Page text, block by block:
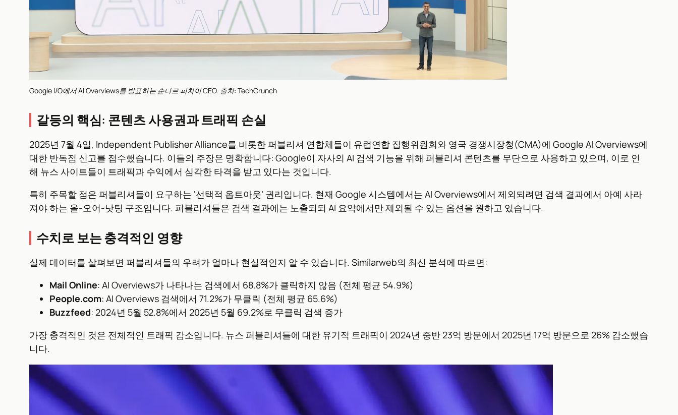
Google I/O에서 AI Overviews를 발표하는 순다르 피차이 CEO. 출처: TechCrunch
갈등의 핵심: 콘텐츠 사용권과 트래픽 손실
2025년 7월 4일, Independent Publisher Alliance를 비롯한 퍼블리셔 연합체들이 유럽연합 집행위원회와 영국 경쟁시장청(CMA)에 Google AI Overviews에
대한 반독점 신고를 접수했습니다. 이들의 주장은 명확합니다: Google이 자사의 AI 검색 기능을 위해 퍼블리셔 콘텐츠를 무단으로 사용하고 있으며, 이로 인
해 뉴스 사이트들이 트래픽과 수익에서 심각한 타격을 받고 있다는 것입니다.
특히 주목할 점은 퍼블리셔들이 요구하는 ‘선택적 옵트아웃’ 권리입니다. 현재 Google 시스템에서는 AI Overviews에서 제외되려면 검색 결과에서 아예 사라
져야 하는 올-오어-낫팅 구조입니다. 퍼블리셔들은 검색 결과에는 노출되되 AI 요약에서만 제외될 수 있는 옵션을 원하고 있습니다.
수치로 보는 충격적인 영향
실제 데이터를 살펴보면 퍼블리셔들의 우려가 얼마나 현실적인지 알 수 있습니다. Similarweb의 최신 분석에 따르면:
Mail Online: AI Overviews가 나타나는 검색에서 68.8%가 클릭하지 않음 (전체 평균 54.9%)
People.com: AI Overviews 검색에서 71.2%가 무클릭 (전체 평균 65.6%)
Buzzfeed: 2024년 5월 52.8%에서 2025년 5월 69.2%로 무클릭 검색 증가
가장 충격적인 것은 전체적인 트래픽 감소입니다. 뉴스 퍼블리셔들에 대한 유기적 트래픽이 2024년 중반 23억 방문에서 2025년 17억 방문으로 26% 감소했습
니다.